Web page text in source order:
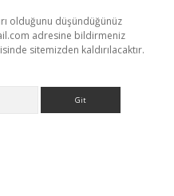
olduğunu düşündüğünüz
adresine bildirmeniz
sitemizden kaldırılacaktır.